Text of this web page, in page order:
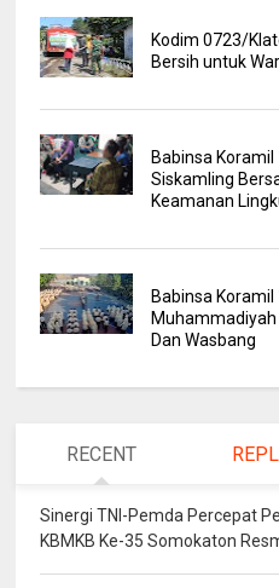
Kodim 0723/
Bersih untuk
Babinsa
Siskamling
Keamanan
Babinsa
Muhammadiyah
Dan Wasbang
RECENT
Sinergi TNI-Pemda Percepat
KBMKB Ke-35 Somokaton